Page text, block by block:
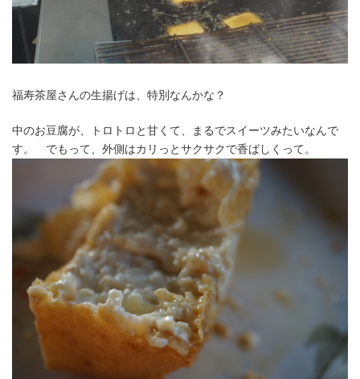
福寿茶屋さんの生揚げは、特別なんかな？
中のお豆腐が、トロトロと甘くて、まるでスイーツみたいなんで
す。 でもって、外側はカリっとサクサクで香ばしくって。